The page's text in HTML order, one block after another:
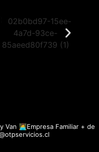
Van 👩‍💻Empresa Familiar + de